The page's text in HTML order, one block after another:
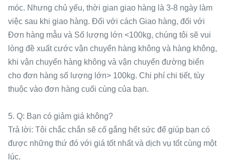
móc. Nhưng chủ yếu, thời gian giao hàng là 3-8 ngày làm
việc sau khi giao hàng. Đối với cách Giao hàng, đối với
Đơn hàng mẫu và Số lượng lớn <100kg, chúng tôi sẽ vui
lòng đề xuất cước vận chuyển hàng không và hàng không,
khi vận chuyển hàng không và vận chuyển đường biển
cho đơn hàng số lượng lớn> 100kg. Chi phí chi tiết, tùy
thuộc vào đơn hàng cuối cùng của bạn.
5. Q: Bạn có giảm giá không?
Trả lời: Tôi chắc chắn sẽ cố gắng hết sức để giúp bạn có
được những thứ đó với giá tốt nhất và dịch vụ tốt cùng một
lúc.